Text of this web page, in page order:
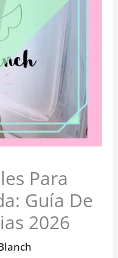
Para
Guía De
2026